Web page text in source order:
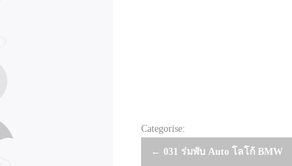
Categorise:
Post
← 031 ร่มพับ Auto โลโก้ BMW